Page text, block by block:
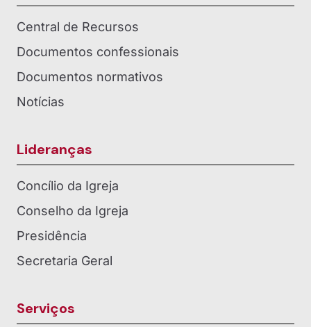
Central de Recursos
Documentos confessionais
Documentos normativos
Notícias
Lideranças
Concílio da Igreja
Conselho da Igreja
Presidência
Secretaria Geral
Serviços